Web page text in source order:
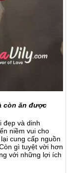
còn ăn được
đẹp và dinh
niềm vui cho
cung cấp nguồn
gì tuyệt vời hơn
với những lợi ích